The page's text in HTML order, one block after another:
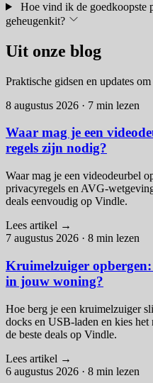
Hoe vind ik de goedkoopste
geheugenkit?
Uit onze blog
Praktische gidsen en updates
8 augustus 2026 · 7 min lezen
Waar mag je een
regels zijn nodig?
Waar mag je een videodeurbel
privacyregels en AVG-
deals eenvoudig op Vindle.
Lees artikel →
7 augustus 2026 · 8 min lezen
Kruimelzuiger
in jouw woning?
Hoe berg je een kruimelzuiger
docks en USB-laden en kies
de beste deals op Vindle.
Lees artikel →
6 augustus 2026 · 8 min lezen